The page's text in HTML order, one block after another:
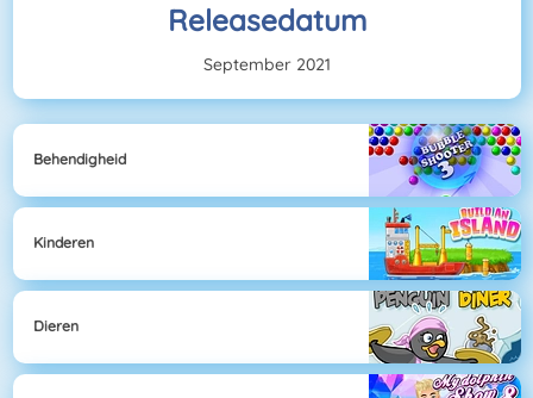
Releasedatum
September 2021
Behendigheid
Kinderen
Dieren